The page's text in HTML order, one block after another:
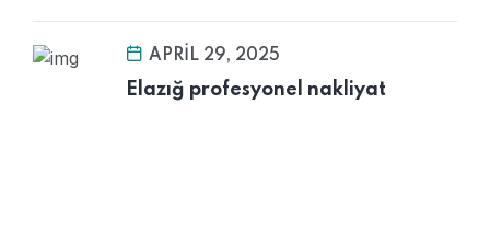
APRIL 29, 2025
Elazığ profesyonel nakliyat